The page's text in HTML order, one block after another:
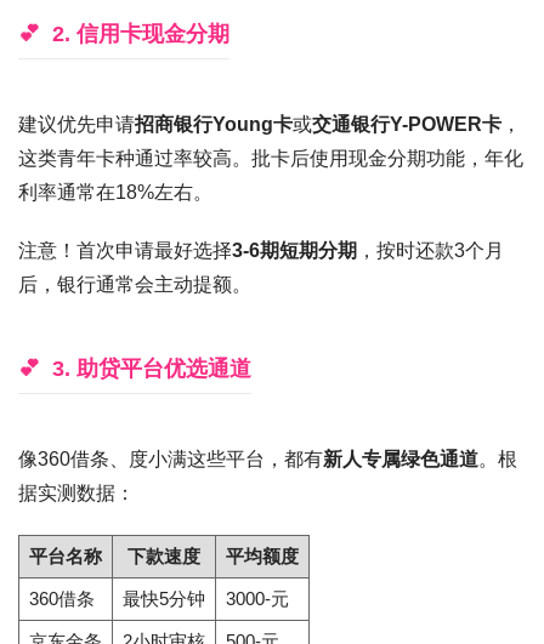
2. 信用卡现金分期
建议优先申请招商银行Young卡或交通银行Y-POWER卡 ，
这类青年卡种通过率较高。批卡后使用现金分期功能，年化
利率通常在18%左右。
注意！首次申请最好选择3-6期短期分期 ，按时还款3个月
后，银行通常会主动提额。
3. 助贷平台优选通道
像360借条、度小满这些平台，都有新人专属绿色通道。根
据实测数据：
平台名称 下款速度 平均额度
360借条 最快5分钟 3000-元